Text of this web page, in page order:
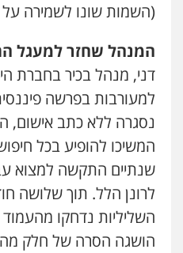
(השמות שונו לשמירה על
המנהל שחזר למעגל
דני, מנהל בכיר בחברת
למעורבות בפרשה
נסגרה ללא כתב אישום,
המשיכו להופיע בכל
שנתיים התקשה למצוא
לרונן הלל. תוך שלושה
השליליות נדחקו
הושגה הסרה של חלק